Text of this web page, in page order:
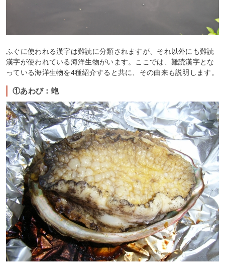
ふぐに使われる漢字は難読に分類されますが、それ以外にも難読
漢字が使われている海洋生物がいます。ここでは、難読漢字とな
っている海洋生物を4種紹介すると共に、その由来も説明します。
①あわび：蚫